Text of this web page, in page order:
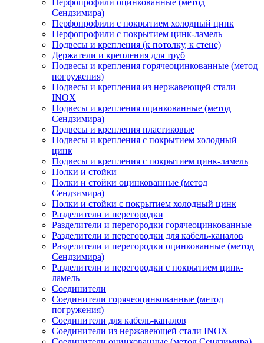
Перфопрофили оцинкованные (метод
Сендзимира)
Перфопрофили с покрытием холодный цинк
Перфопрофили с покрытием цинк-ламель
Подвесы и крепления (к потолку, к стене)
Держатели и крепления для труб
Подвесы и крепления горячеоцинкованные (метод
погружения)
Подвесы и крепления из нержавеющей стали
INOX
Подвесы и крепления оцинкованные (метод
Сендзимира)
Подвесы и крепления пластиковые
Подвесы и крепления с покрытием холодный
цинк
Подвесы и крепления с покрытием цинк-ламель
Полки и стойки
Полки и стойки оцинкованные (метод
Сендзимира)
Полки и стойки с покрытием холодный цинк
Разделители и перегородки
Разделители и перегородки горячеоцинкованные
Разделители и перегородки для кабель-каналов
Разделители и перегородки оцинкованные (метод
Сендзимира)
Разделители и перегородки с покрытием цинк-
ламель
Соединители
Соединители горячеоцинкованные (метод
погружения)
Соединители для кабель-каналов
Соединители из нержавеющей стали INOX